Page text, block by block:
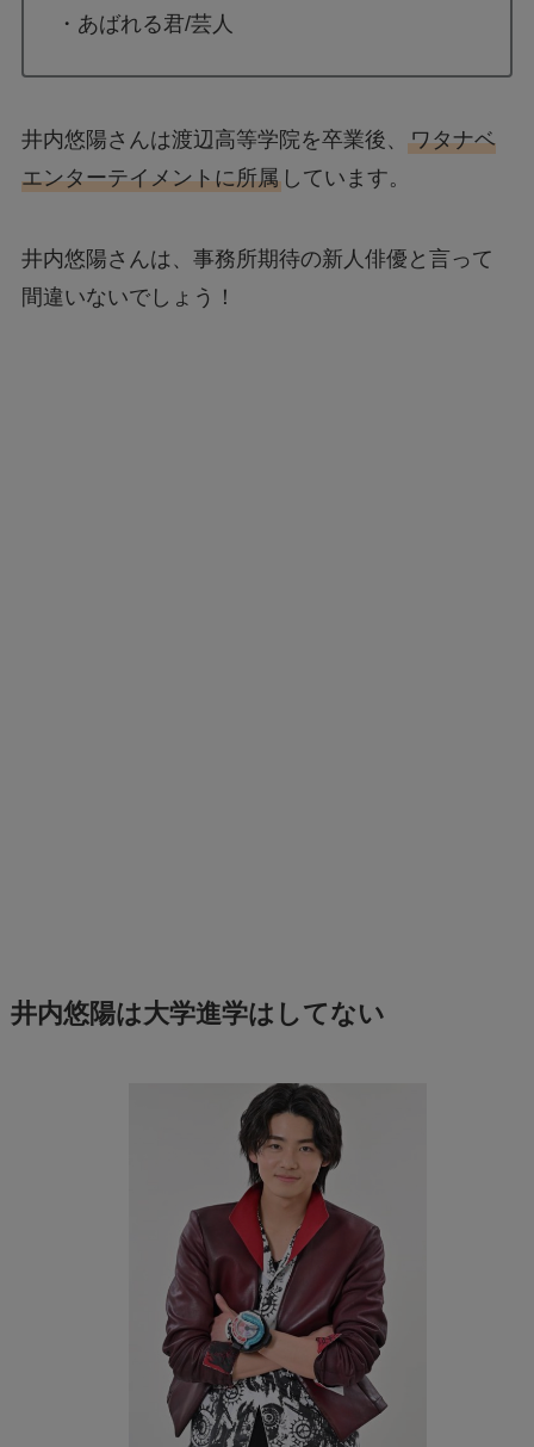
・あばれる君/芸人
井内悠陽さんは渡辺高等学院を卒業後、 ワタナベ
エンターテイメントに所属しています。
井内悠陽さんは、事務所期待の新人俳優と言って
間違いないでしょう！
井内悠陽は大学進学はしてない